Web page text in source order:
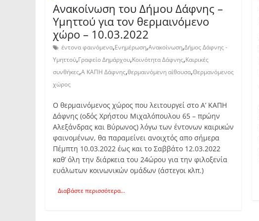
Ανακοίνωση του Δήμου Δάφνης –
Υμηττού για τον θερμαινόμενο
χώρο – 10.03.2022
έντονα φαινόμενα,Ενημέρωση,Ανακοίνωση,Δήμος Δάφνης -
Υμηττού,Γραφείο Δημάρχου,Κοινότητα Δάφνης,Καιρικές
συνθήκες,Α ΚΑΠΗ Δάφνης,θερμαινόμενη αίθουσα,Θερμανόμενος
χώρος
Ο θερμαινόμενος χώρος που λειτουργεί στο Α’ ΚΑΠΗ
Δάφνης (οδός Χρήστου Μιχαλόπουλου 65 – πρώην
Αλεξάνδρας και Βύρωνος) λόγω των έντονων καιρικών
φαινομένων, θα παραμείνει ανοιχτός απο σήμερα
Πέμπτη 10.03.2022 έως και το Σαββάτο 12.03.2022
καθ’ όλη την διάρκεια του 24ώρου για την φιλοξενία
ευάλωτων κοινωνικών ομάδων (άστεγοι κλπ.)
Διαβάστε περισσότερα...